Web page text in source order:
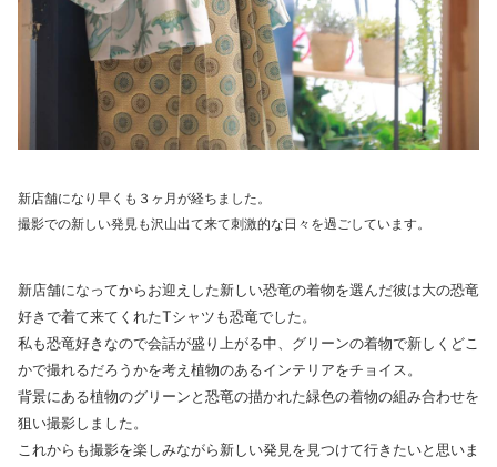
新店舗になり早くも３ヶ月が経ちました。
撮影での新しい発見も沢山出て来て刺激的な日々を過ごしています。
新店舗になってからお迎えした新しい恐竜の着物を選んだ彼は大の恐竜
好きで着て来てくれたTシャツも恐竜でした。
私も恐竜好きなので会話が盛り上がる中、グリーンの着物で新しくどこ
かで撮れるだろうかを考え植物のあるインテリアをチョイス。
背景にある植物のグリーンと恐竜の描かれた緑色の着物の組み合わせを
狙い撮影しました。
これからも撮影を楽しみながら新しい発見を見つけて行きたいと思いま